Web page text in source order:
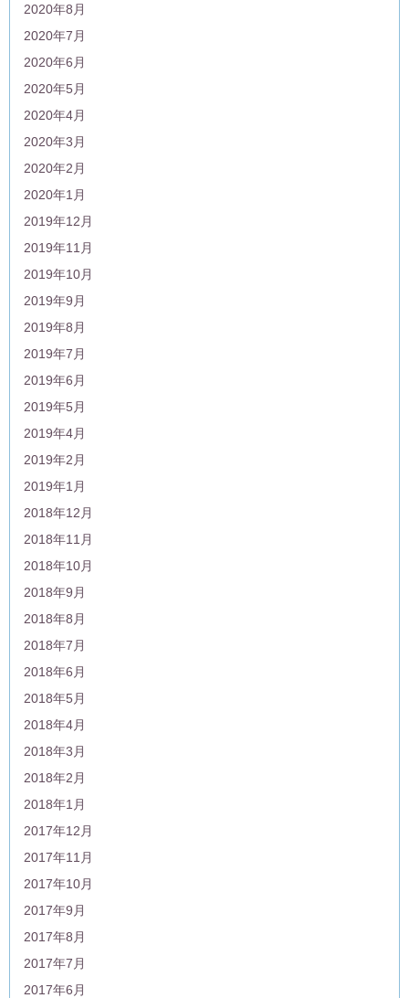
2020年8月
2020年7月
2020年6月
2020年5月
2020年4月
2020年3月
2020年2月
2020年1月
2019年12月
2019年11月
2019年10月
2019年9月
2019年8月
2019年7月
2019年6月
2019年5月
2019年4月
2019年2月
2019年1月
2018年12月
2018年11月
2018年10月
2018年9月
2018年8月
2018年7月
2018年6月
2018年5月
2018年4月
2018年3月
2018年2月
2018年1月
2017年12月
2017年11月
2017年10月
2017年9月
2017年8月
2017年7月
2017年6月